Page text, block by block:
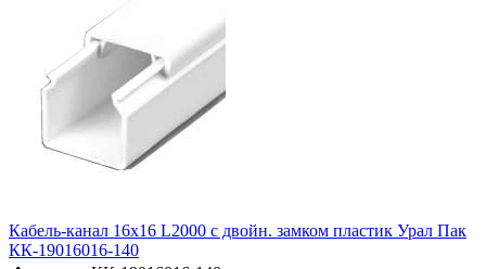
Кабель-канал 16х16 L2000 с двойн. замком пластик Урал Пак
КК-19016016-140